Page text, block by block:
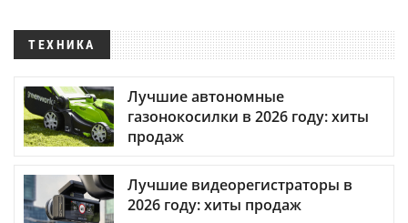
ТЕХНИКА
Лучшие автономные
газонокосилки в 2026 году: хиты
продаж
Лучшие видеорегистраторы в
2026 году: хиты продаж